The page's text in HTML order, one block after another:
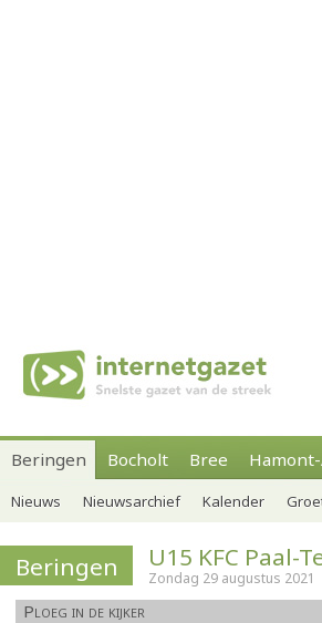
Beringen Bocholt Bree
Nieuws Nieuwsarchief Kalender
Beringen U15 KFC
Zondag 29 augustus 2021
Ploeg in de kijker